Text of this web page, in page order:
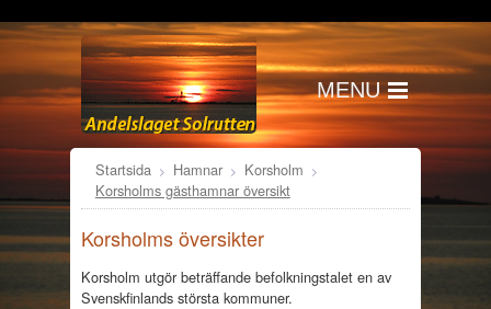
MENU
Startsida Hamnar
Korsholm
Korsholms gästhamnar översikt
Korsholms översikter
Korsholm utgör beträffande befolkningstalet en av
Svenskfinlands största kommuner.